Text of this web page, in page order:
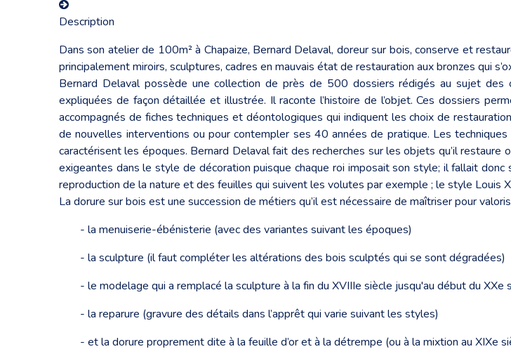
Description
Dans son atelier de 100m² à Chapaize, Bernard Delaval, doreur sur bois, conserve et
principalement miroirs, sculptures, cadres en mauvais état de restauration aux bronzes qui
Bernard Delaval possède une collection de près de 500 dossiers rédigés au sujet
expliquées de façon détaillée et illustrée. Il raconte l’histoire de l’objet. Ces dossiers
accompagnés de fiches techniques et déontologiques qui indiquent les choix de
de nouvelles interventions ou pour contempler ses 40 années de pratique. Les
caractérisent les époques. Bernard Delaval fait des recherches sur les objets qu’il
exigeantes dans le style de décoration puisque chaque roi imposait son style; il fallait
reproduction de la nature et des feuilles qui suivent les volutes par exemple ; le style Louis
La dorure sur bois est une succession de métiers qu’il est nécessaire de maîtriser pour
- la menuiserie-ébénisterie (avec des variantes suivant les époques)
- la sculpture (il faut compléter les altérations des bois sculptés qui se sont dégradées)
- le modelage qui a remplacé la sculpture à la fin du XVIIIe siècle jusqu'au début du
- la reparure (gravure des détails dans l’apprêt qui varie suivant les styles)
- et la dorure proprement dite à la feuille d’or et à la détrempe (ou à la mixtion au XIXe